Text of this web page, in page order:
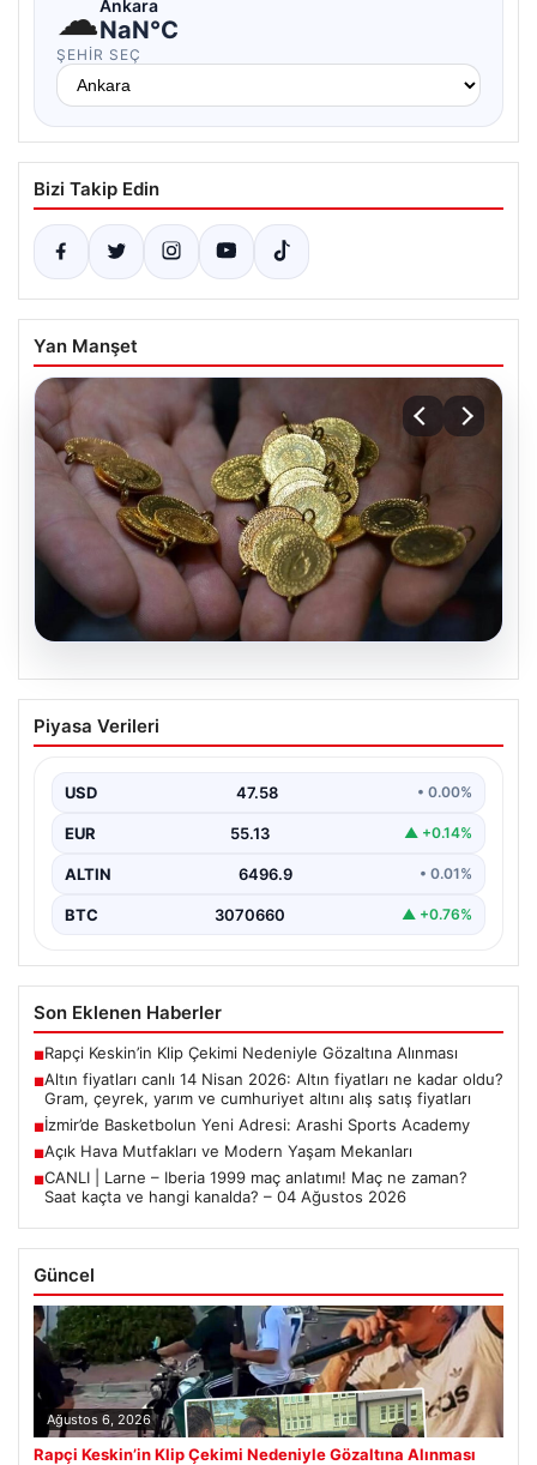
☁Ankara
NaN°C
ŞEHIR SEÇ
Bizi Takip Edin
Yan Manşet
Altın fiyatları canlı 14 Nisan 2026: Altın
fiyatları ne kadar oldu? Gram, çeyrek,
fiyatları
Piyasa Verileri
USD 47.58 • 0.00%
EUR 55.13 ▲ +0.14%
ALTIN 6496.9 • 0.01%
BTC 3070660 ▲ +0.76%
Son Eklenen Haberler
■Rapçi Keskin’in Klip Çekimi Nedeniyle Gözaltına Alınması
■Altın fiyatları canlı 14 Nisan 2026: Altın fiyatları ne kadar oldu?
Gram, çeyrek, yarım ve cumhuriyet altını alış satış fiyatları
■İzmir’de Basketbolun Yeni Adresi: Arashi Sports Academy
■Açık Hava Mutfakları ve Modern Yaşam Mekanları
■CANLI | Larne – Iberia 1999 maç anlatımı! Maç ne zaman?
Saat kaçta ve hangi kanalda? – 04 Ağustos 2026
Güncel
Ağustos 6, 2026
Rapçi Keskin’in Klip Çekimi Nedeniyle Gözaltına Alınması